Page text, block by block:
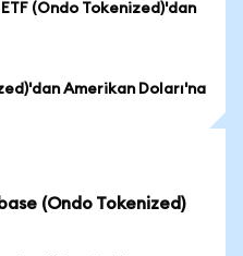
(Ondo Tokenized)'dan
Amerikan Doları'na
(Ondo Tokenized)